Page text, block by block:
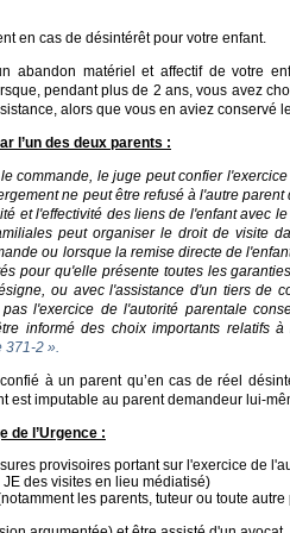
en cas de désintérêt pour votre enfant.
abandon matériel et affectif de votre
pendant plus de 2 ans, vous avez
alors que vous en aviez conservé
l’un des deux parents :
commande, le juge peut confier
ne peut être refusé à l'autre parent
et l'effectivité des liens de l'enfant avec
peut organiser le droit de visite
ou lorsque la remise directe de
pour qu'elle présente toutes les
ou avec l'assistance d'un tiers de
l'exercice de l'autorité parentale
informé des choix importants relatifs
371-2 ».
à un parent qu’en cas de réel
est imputable au parent demandeur lui-
de l’Urgence :
provisoires portant sur l'exercice de
des visites en lieu médiatisé)
les parents, tuteur ou toute